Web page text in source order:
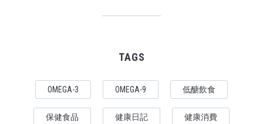
TAGS
OMEGA-3 OMEGA-9 低醣飲食
保健食品 健康日記 健康消費